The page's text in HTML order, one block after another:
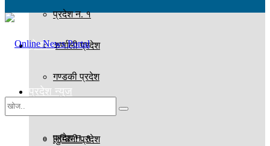
प्रदेश न. १
कर्णाली प्रदेश
गण्डकी प्रदेश
लुम्बिनी प्रदेश
होमपेज
प्रदेश न्युज
प्रदेश न. १